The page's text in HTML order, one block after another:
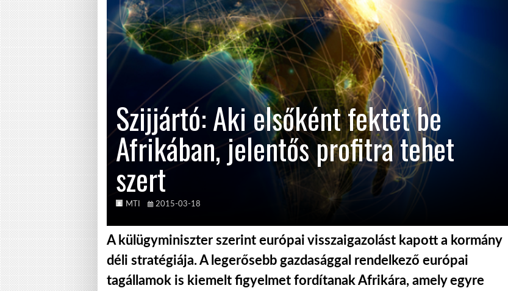
Szijjártó: Aki elsőként fektet be
Afrikában, jelentős profitra tehet
szert
MTI 2015-03-18
A külügyminiszter szerint európai visszaigazolást kapott a kormány
déli stratégiája. A legerősebb gazdasággal rendelkező európai
tagállamok is kiemelt figyelmet fordítanak Afrikára, amely egyre